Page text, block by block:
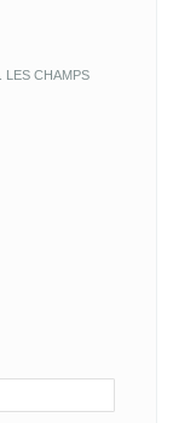
LES CHAMPS